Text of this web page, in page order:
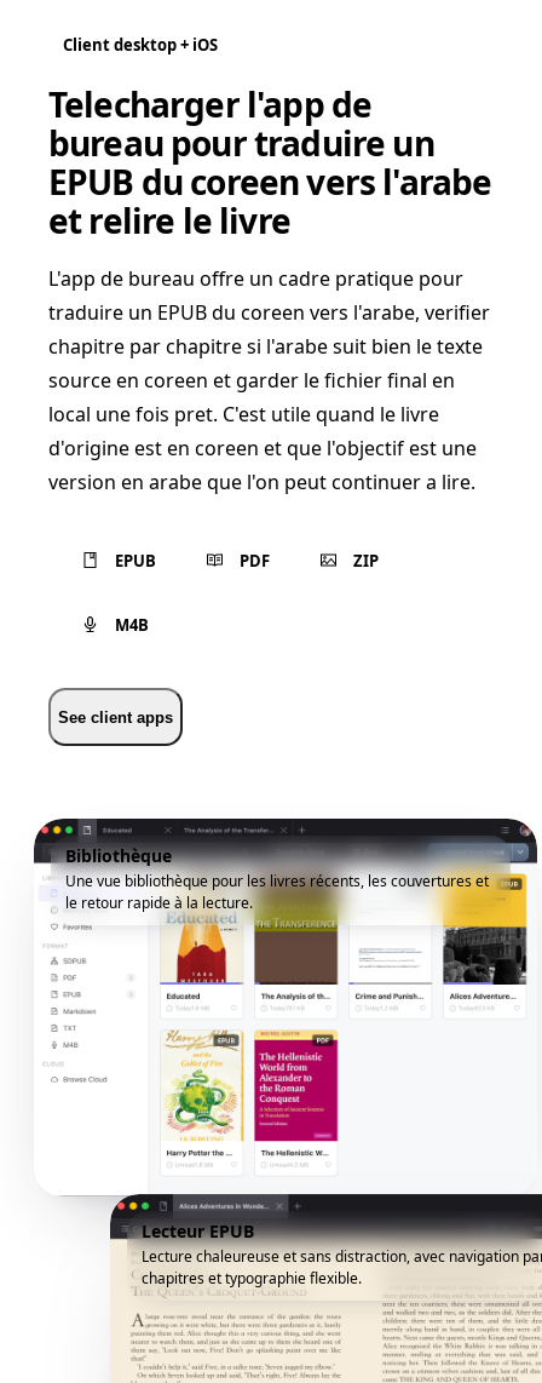
Client desktop + iOS
Telecharger l'app de
bureau pour traduire un
EPUB du coreen vers l'arabe
et relire le livre
L'app de bureau offre un cadre pratique pour
traduire un EPUB du coreen vers l'arabe, verifier
chapitre par chapitre si l'arabe suit bien le texte
source en coreen et garder le fichier final en
local une fois pret. C'est utile quand le livre
d'origine est en coreen et que l'objectif est une
version en arabe que l'on peut continuer a lire.
EPUB PDF ZIP
M4B
See client apps
Bibliothèque
Une vue bibliothèque pour les livres récents, les couvertures et
le retour rapide à la lecture.
Lecteur EPUB
Lecture chaleureuse et sans distraction, avec navigation
chapitres et typographie flexible.